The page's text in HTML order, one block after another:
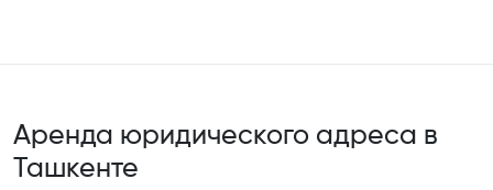
Аренда юридического адреса в
Ташкенте